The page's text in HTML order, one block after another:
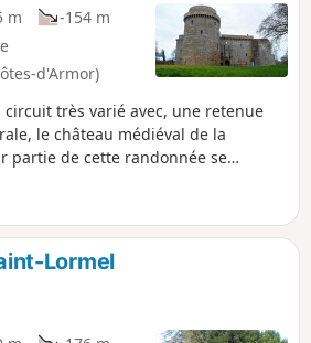
m
-154 m
d'Armor)
très varié avec, une retenue
le château médiéval de la
partie de cette randonnée se
Lormel